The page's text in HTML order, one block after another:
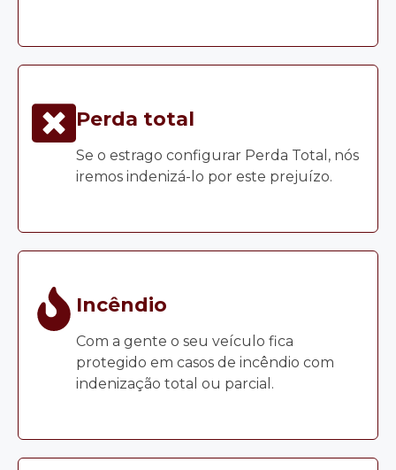
Perda total
Se o estrago configurar Perda Total, nós
iremos indenizá-lo por este prejuízo.
Incêndio
Com a gente o seu veículo fica
protegido em casos de incêndio com
indenização total ou parcial.